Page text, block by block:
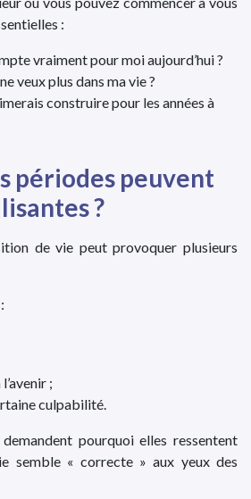
:
vraiment pour moi aujourd’hui ?
veux plus dans ma vie ?
construire pour les années à
périodes peuvent
?
de vie peut provoquer plusieurs
;
culpabilité.
pourquoi elles ressentent
semble « correcte » aux yeux des